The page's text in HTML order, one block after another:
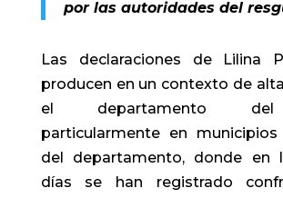
por las autoridades del
Las declaraciones de Lilina
producen en un contexto de
el departamento del
particularmente en
del departamento, donde en
días se han registrado